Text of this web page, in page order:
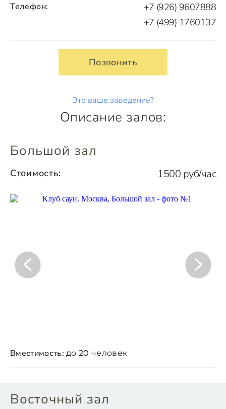
Телефон:
+7 (926) 9607888
+7 (499) 1760137
Позвонить
Это ваше заведение?
Описание залов:
Большой зал
Стоимость: 1500 руб/час
Вместимость: до 20 человек
Восточный зал